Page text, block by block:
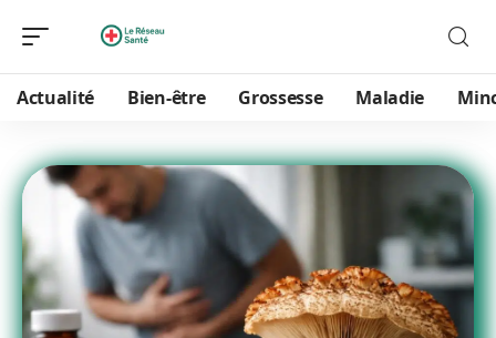
Actualité Bien-être Grossesse Maladie